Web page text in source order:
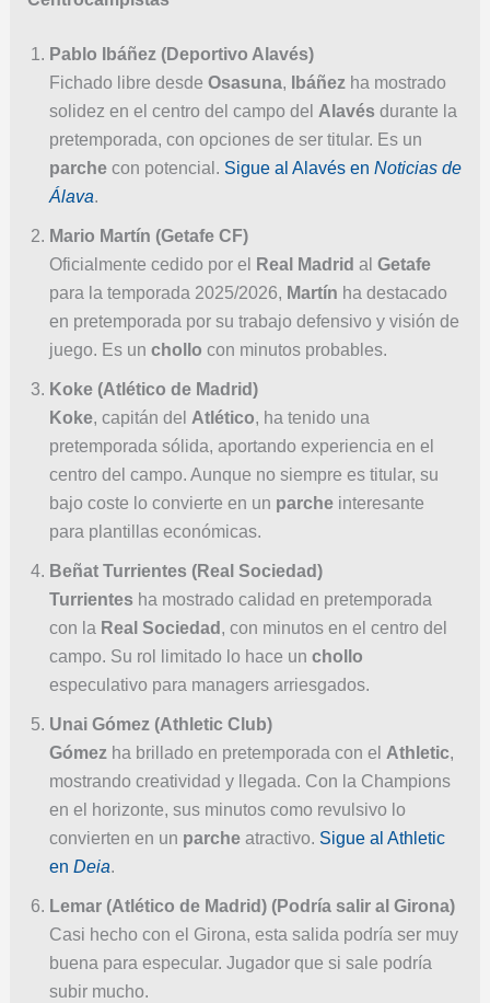
Pablo Ibáñez (Deportivo Alavés)
Fichado libre desde Osasuna, Ibáñezha mostrado
solidez en el centro del campo del Alavés durante la
pretemporada, con opciones de ser titular. Es un
parchecon potencial. Sigue al Alavés en Noticias de
Álava.
Mario Martín (Getafe CF)
Oficialmente cedido por el
Real Madrid al Getafe
para la temporada 2025/2026, Martín ha destacado
en pretemporada por su trabajo defensivo y visión de
juego. Es un chollo con minutos probables.
Koke (Atlético de Madrid)
Koke, capitán del Atlético, ha tenido una
pretemporada sólida, aportando experiencia en el
centro del campo. Aunque no siempre es titular, su
bajo coste lo convierte en un parcheinteresante
para plantillas económicas.
Beñat Turrientes (Real Sociedad)
Turrientes ha mostrado calidad en pretemporada
con la Real Sociedad , con minutos en el centro del
campo. Su rol limitado lo hace un chollo
especulativo para managers arriesgados.
Unai Gómez (Athletic Club)
Gómezha brillado en pretemporada con el Athletic,
mostrando creatividad y llegada. Con la Champions
en el horizonte, sus minutos como revulsivo lo
convierten en un parcheatractivo. Sigue al Athletic
en Deia.
Lemar (Atlético de Madrid) (Podría salir al Girona)
Casi hecho con el Girona, esta salida podría ser muy
buena para especular. Jugador que si sale podría
subir mucho.